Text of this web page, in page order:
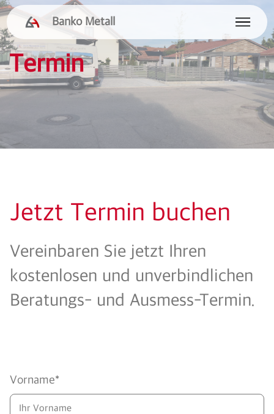
Banko Metall
Termin
Jetzt Termin buchen
Vereinbaren Sie jetzt Ihren
kostenlosen und unverbindlichen
Beratungs- und Ausmess-Termin.
Vorname*